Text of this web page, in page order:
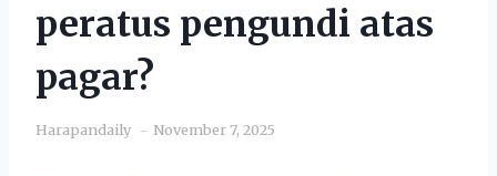
peratus pengundi atas
pagar?
Harapandaily November 7, 2025